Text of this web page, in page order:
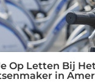
Op Letten Bij
in